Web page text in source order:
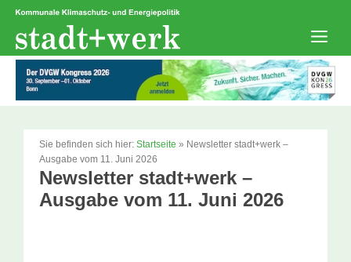
Zum
springen
Sie befinden sich hier: Startseite » Newsletter stadt+werk –
Ausgabe vom 11. Juni 2026
Newsletter stadt+werk –
Ausgabe vom 11. Juni 2026